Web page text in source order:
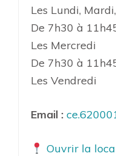
Les Lundi,
De 7h30 à
Les Mercredi
De 7h30 à
Les Vendredi
Email :
Ouvrir la